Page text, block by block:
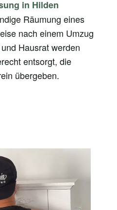
in Hilden
Räumung eines
nach einem Umzug
Hausrat werden
entsorgt, die
übergeben.